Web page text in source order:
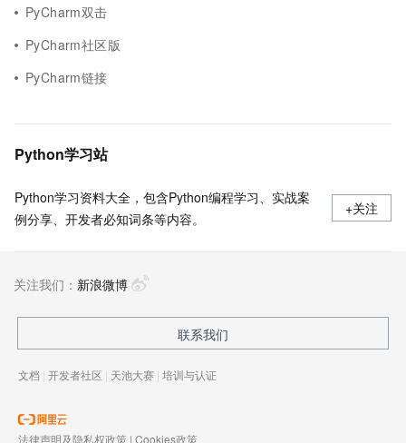
PyCharm双击
PyCharm社区版
PyCharm链接
Python学习站
Python学习资料大全，包含Python编程学习、实战案
例分享、开发者必知词条等内容。
+关注
关注我们： 新浪微博
联系我们
文档 | 开发者社区 | 天池大赛 | 培训与认证
法律声明及隐私权政策 | Cookies政策